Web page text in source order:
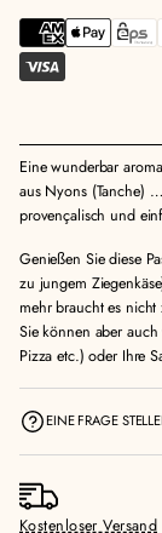
Eine wunderbar
aus Nyons (Tanche)
provençalisch und
Genießen Sie diese
zu jungem
mehr braucht es
Sie können aber
Pizza etc.) oder Ihre
EINE FRAGE
Kostenloser Versand